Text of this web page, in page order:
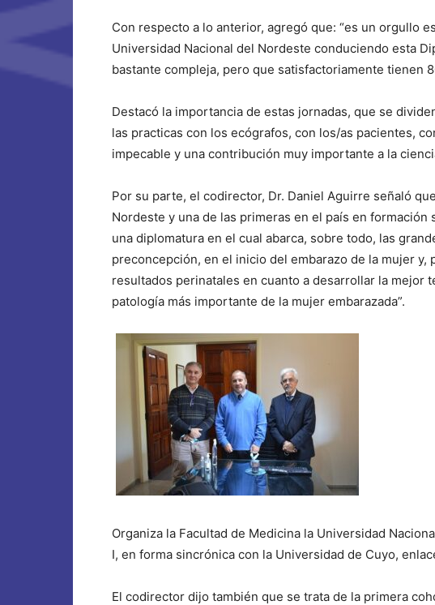
Con respecto a lo anterior, agregó que: “es un orgullo
Universidad Nacional del Nordeste conduciendo esta
bastante compleja, pero que satisfactoriamente tienen
Destacó la importancia de estas jornadas, que se
las practicas con los ecógrafos, con los/as pacientes,
impecable y una contribución muy importante a la
Por su parte, el codirector, Dr. Daniel Aguirre señaló
Nordeste y una de las primeras en el país en
una diplomatura en el cual abarca, sobre todo, las
preconcepción, en el inicio del embarazo de la mujer y,
resultados perinatales en cuanto a desarrollar la mejor
patología más importante de la mujer embarazada”.
Organiza la Facultad de Medicina la Universidad
I, en forma sincrónica con la Universidad de Cuyo,
El codirector dijo también que se trata de la primera